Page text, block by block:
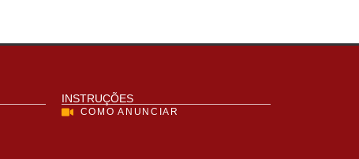
INSTRUÇÕES
COMO ANUNCIAR